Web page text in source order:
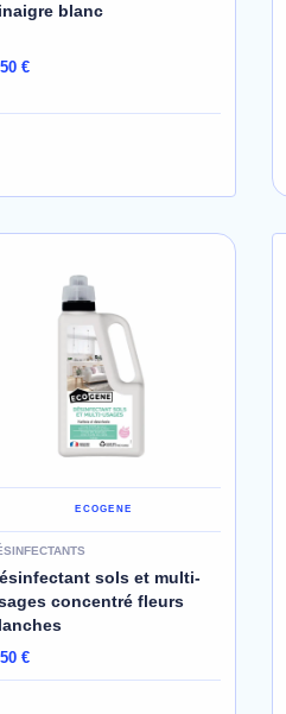
blanc
€
AJOUTER AU PANIER
ECOGENE
sols et multi-
concentré fleurs
€